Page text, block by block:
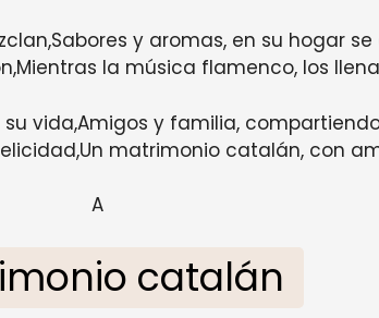
y aromas, en su hogar se
la música flamenco, los
vida,Amigos y familia,
matrimonio catalán, con
A
catalán